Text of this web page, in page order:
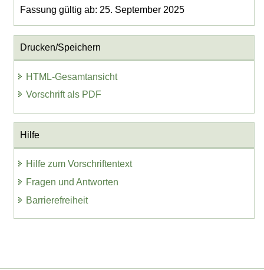
Fassung gültig ab: 25. September 2025
Drucken/Speichern
HTML-Gesamtansicht
Vorschrift als PDF
Hilfe
Hilfe zum Vorschriftentext
Fragen und Antworten
Barrierefreiheit